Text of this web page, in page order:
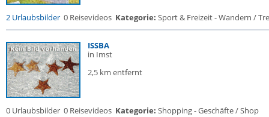
2 Urlaubsbilder 0 Reisevideos Kategorie: Sport & Freizeit - Wandern /
ISSBA
in Imst
2,5 km entfernt
0 Urlaubsbilder 0 Reisevideos Kategorie: Shopping - Geschäfte / Shop